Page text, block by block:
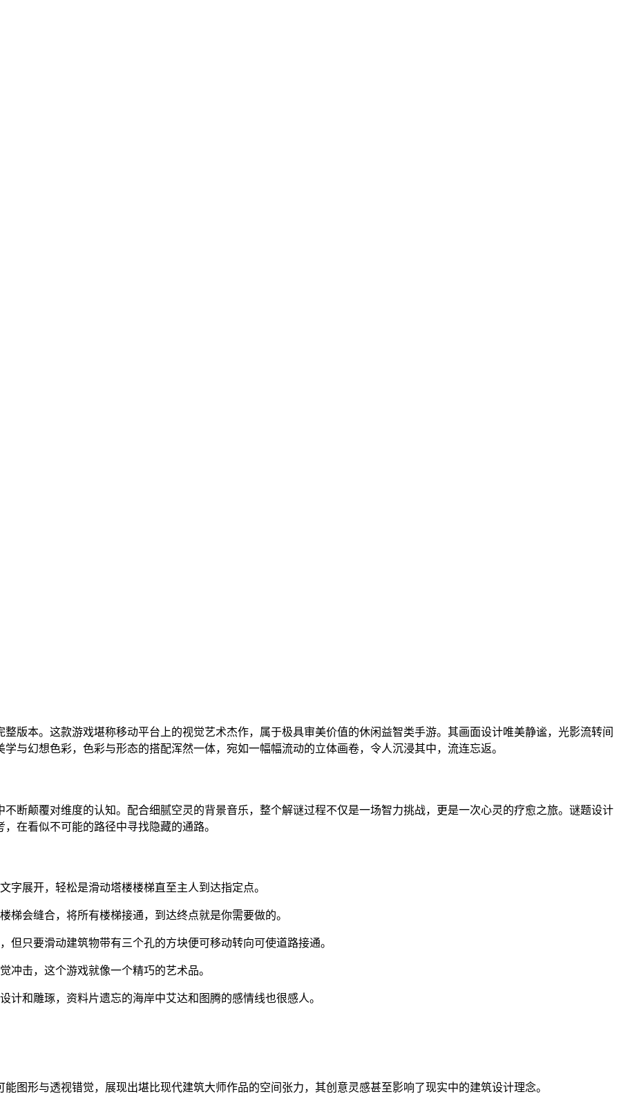
版本。这款游戏堪称移动平台上的视觉艺术杰作，属于极具审美价值的休闲益智类手游。其画面设计唯美静谧，光影流转间
与幻想色彩，色彩与形态的搭配浑然一体，宛如一幅幅流动的立体画卷，令人沉浸其中，流连忘返。
断颠覆对维度的认知。配合细腻空灵的背景音乐，整个解谜过程不仅是一场智力挑战，更是一次心灵的疗愈之旅。谜题设计
在看似不可能的路径中寻找隐藏的通路。
字展开，轻松是滑动塔楼楼梯直至主人到达指定点。
会缝合，将所有楼梯接通，到达终点就是你需要做的。
只要滑动建筑物带有三个孔的方块便可移动转向可使道路接通。
冲击，这个游戏就像一个精巧的艺术品。
和雕琢，资料片遗忘的海岸中艾达和图腾的感情线也很感人。
图形与透视错觉，展现出堪比现代建筑大师作品的空间张力，其创意灵感甚至影响了现实中的建筑设计理念。